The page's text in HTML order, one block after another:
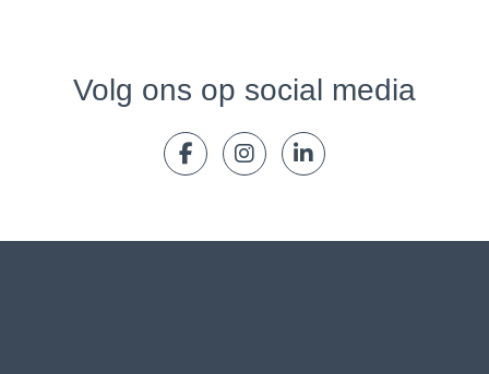
Volg ons op social media